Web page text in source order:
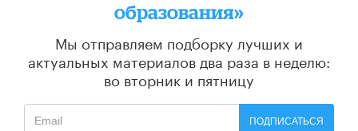
образования»
Мы отправляем подборку лучших и
актуальных материалов два раза в неделю:
во вторник и пятницу
ПОДПИСАТЬСЯ